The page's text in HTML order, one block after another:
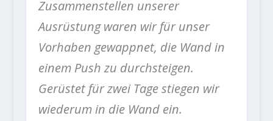
Zusammenstellen unserer
Ausrüstung waren wir für unser
Vorhaben gewappnet, die Wand in
einem Push zu durchsteigen.
Gerüstet für zwei Tage stiegen wir
wiederum in die Wand ein.